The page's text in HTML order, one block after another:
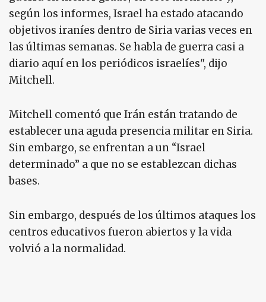
según los informes, Israel ha estado atacando
objetivos iraníes dentro de Siria varias veces en
las últimas semanas. Se habla de guerra casi a
diario aquí en los periódicos israelíes", dijo
Mitchell.
Mitchell comentó que Irán están tratando de
establecer una aguda presencia militar en Siria.
Sin embargo, se enfrentan a un “Israel
determinado” a que no se establezcan dichas
bases.
Sin embargo, después de los últimos ataques los
centros educativos fueron abiertos y la vida
volvió a la normalidad.